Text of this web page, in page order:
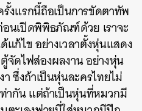
งแรกนี้ถือเป็นการขัดตาทัพ
นเปิดพิพิธภัณฑ์ด้วย เราจะ
ก้ไข อย่างเวลาตั้งหุ่นแสดง
จัดไฟส่องผลงาน อย่างหุ่น
ซึ่งถ้าเป็นหุ่นละครไทยไม่
ากัน แต่ถ้าเป็นหุ่นที่หมวกมี